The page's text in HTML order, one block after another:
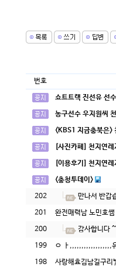
번호
쇼트트랙 진선유 선
농구선수 우지원씨
<KBS1 지금충북은>
[사진카페] 천지연
[이용후기] 천지연
<충청투데이>
202
만나서 반갑
201
완전매력남 노민호쌤
200
감사합니다
199
ㅇ ㅏ,,,,,,,,,,,,,,,,,,
198
사랑해효김남길구리